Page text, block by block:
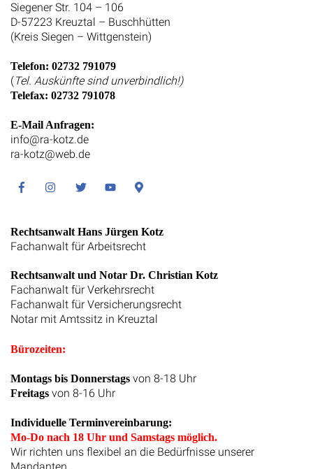
Siegener Str. 104 – 106
D-57223 Kreuztal – Buschhütten
(Kreis Siegen – Wittgenstein)
Telefon: 02732 791079
(Tel. Auskünfte sind unverbindlich!)
Telefax: 02732 791078
E-Mail Anfragen:
info@ra-kotz.de
ra-kotz@web.de
FacebookInstagramTwitter YoutubeGoogle
Rechtsanwalt Hans Jürgen Kotz
Fachanwalt für Arbeitsrecht
Rechtsanwalt und Notar Dr. Christian Kotz
Fachanwalt für Verkehrsrecht
Fachanwalt für Versicherungsrecht
Notar mit Amtssitz in Kreuztal
Bürozeiten:
Montags bis Donnerstags von 8-18 Uhr
Freitags von 8-16 Uhr
Individuelle Terminvereinbarung:
Mo-Do nach 18 Uhr und Samstags möglich.
Wir richten uns flexibel an die Bedürfnisse unserer